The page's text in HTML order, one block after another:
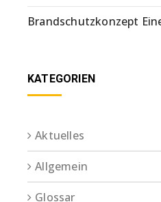
Brandschutzkonzept
KATEGORIEN
Aktuelles
Allgemein
Glossar